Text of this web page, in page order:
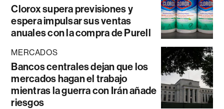
Clorox supera previsiones y
espera impulsar sus ventas
anuales con la compra de Purell
MERCADOS
Bancos centrales dejan que los
mercados hagan el trabajo
mientras la guerra con Irán añade
riesgos